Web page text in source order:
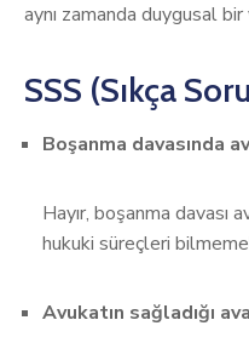
aynı zamanda duygusal
SSS (Sıkça
Boşanma davasında
Hayır, boşanma davası
hukuki süreçleri
Avukatın sağladığı